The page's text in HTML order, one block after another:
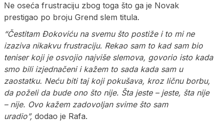
Ne oseća frustraciju zbog toga što ga je Novak
prestigao po broju Grend slem titula.
“Čestitam Đokoviću na svemu što postiže i to mi ne
izaziva nikakvu frustraciju. Rekao sam to kad sam bio
teniser koji je osvojio najviše slemova, govorio isto kada
smo bili izjednačeni i kažem to sada kada sam u
zaostatku. Neću biti taj koji pokušava, kroz ličnu borbu,
da poželi da bude ono što nije. Šta jeste – jeste, šta nije
– nije. Ovo kažem zadovoljan svime što sam
uradio”, dodao je Rafa.